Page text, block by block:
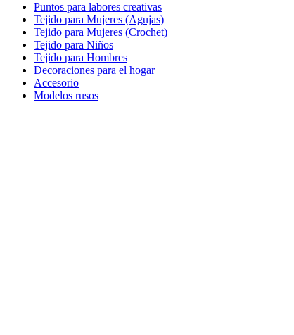
Puntos para labores creativas
Tejido para Mujeres (Agujas)
Tejido para Mujeres (Crochet)
Tejido para Niños
Tejido para Hombres
Decoraciones para el hogar
Accesorio
Modelos rusos